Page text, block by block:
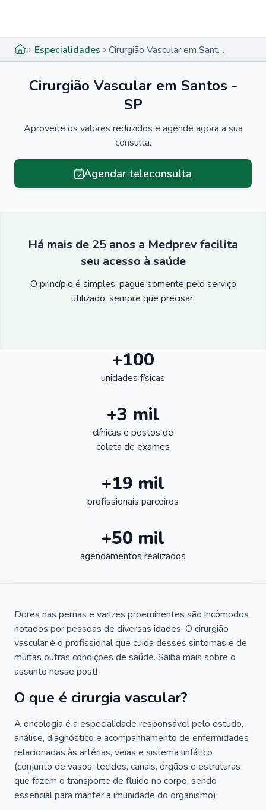
Especialidades Cirurgião Vascular em Santos - SP
Cirurgião Vascular em Santos -
SP
Aproveite os valores reduzidos e agende agora a sua
consulta.
Agendar teleconsulta
Há mais de 25 anos a Medprev facilita
seu acesso à saúde
O princípio é simples: pague somente pelo serviço
utilizado, sempre que precisar.
+100
unidades físicas
+3 mil
clínicas e postos de
coleta de exames
+19 mil
profissionais parceiros
+50 mil
agendamentos realizados
Dores nas pernas e varizes proeminentes são incômodos
notados por pessoas de diversas idades. O cirurgião
vascular é o profissional que cuida desses sintomas e de
muitas outras condições de saúde. Saiba mais sobre o
assunto nesse post!
O que é cirurgia vascular?
A oncologia é a especialidade responsável pelo estudo,
análise, diagnóstico e acompanhamento de enfermidades
relacionadas às artérias, veias e sistema linfático
(conjunto de vasos, tecidos, canais, órgãos e estruturas
que fazem o transporte de fluido no corpo, sendo
essencial para manter a imunidade do organismo).